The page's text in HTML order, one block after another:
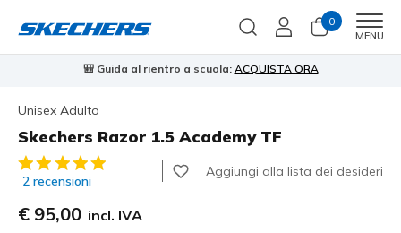
0
MENU
ACQUISTA ORA ⭐Skechers VIP:
Unisex Adulto
Skechers Razor 1.5 Academy TF
Valutazione cliente 3,1 su 5
2 recensioni
Aggiungi alla lista dei desideri
€ 95,00 incl. IVA